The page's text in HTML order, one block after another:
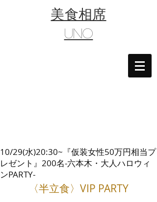
​美食相席
UNO
10/29(水)20:30~『仮装女性50万円相当プ
レゼント』200名-六本木・大人ハロウィ
ンPARTY-
〈半立食〉VIP PARTY